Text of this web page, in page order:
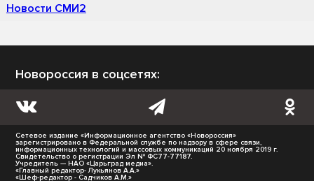
Новости СМИ2
Новороссия в соцсетях:
Сетевое издание «Информационное агентство «Новороссия»
зарегистрировано в Федеральной службе по надзору в сфере связи,
информационных технологий и массовых коммуникаций 20 ноября 2019 г.
Свидетельство о регистрации Эл № ФС77-77187.
Учредитель — НАО «Царьград медиа».
«Главный редактор- Лукьянов А.А.»
«Шеф-редактор - Садчиков А.М.»